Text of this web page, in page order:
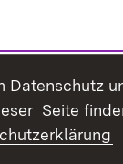
Datenschutz
Seite